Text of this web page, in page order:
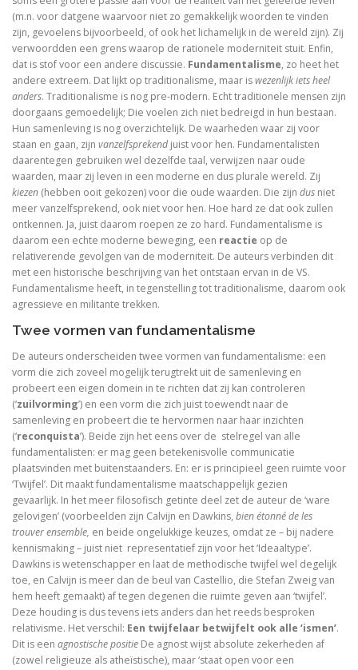
Dingen die verborgen waren
De omweg naar Santiago
Alkibiades
De schepping van de wereld
Inclusieve godsdienstpedagogiek
Luther de biografie
Holy Ignorance (La sainte ignorance)
In de handen van mensen. 2000 jaar Christus in
De vrouwen van de profeet
Oidipous en Antigone. Drie tragedies.
A New Science. The discovery of Religion
The Christians who became Jews. Acts of the
Heilige gezangen
Waarover men niet spreekt
Identiteit
Over god
(m.n. voor datgene waarvoor niet zo gemakkelijk woorden te vinden
zijn, gevoelens bijvoorbeeld, of ook het lichamelijk in de wereld zijn). Zij
verwoordden een grens waarop de rationele moderniteit stuit. Enfin,
dat is stof voor een andere discussie. Fundamentalisme, zo heet het
andere extreem. Dat lijkt op traditionalisme, maar iswezenlijk iets heel
anders. Traditionalisme is nog pre-modern. Echt traditionele mensen zijn
doorgaans gemoedelijk; Die voelen zich niet bedreigd in hun bestaan.
Hun samenleving is nog overzichtelijk. De waarheden waar zij voor
staan en gaan, zijn vanzelfsprekendjuist voor hen. Fundamentalisten
daarentegen gebruiken wel dezelfde taal, verwijzen naar oude
waarden, maar zij leven in een moderne en dus plurale wereld. Zij
kiezen (hebben ooit gekozen) voor die oude waarden. Die zijn dus niet
meer vanzelfsprekend, ook niet voor hen. Hoe hard ze dat ook zullen
ontkennen. Ja, juist daarom roepen ze zo hard. Fundamentalisme is
daarom een echte moderne beweging, een reactie op de
relativerende gevolgen van de moderniteit. De auteurs verbinden dit
met een historische beschrijving van het ontstaan ervan in de VS.
Fundamentalisme heeft, in tegenstelling tot traditionalisme, daarom ook
agressieve en militante trekken.
Twee vormen van fundamentalisme
De auteurs onderscheiden twee vormen van fundamentalisme: een
vorm die zich zoveel mogelijk terugtrekt uit de samenleving en
probeert een eigen domein in te richten dat zij kan controleren
(‘zuilvorming’) en een vorm die zich juist toewendt naar de
samenleving en probeert die te hervormen naar haar inzichten
(‘reconquista’). Beide zijn het eens over de stelregel van alle
fundamentalisten: er mag geen betekenisvolle communicatie
plaatsvinden met buitenstaanders. En: er is principieel geen ruimte voor
‘Twijfel’. Dit maakt fundamentalisme maatschappelijk gezien
gevaarlijk. In het meer filosofisch getinte deel zet de auteur de ‘ware
gelovigen’ (voorbeelden zijn Calvijn en Dawkins, bien étonné de les
trouver ensemble, en beide ongelukkige keuzes, omdat ze – bij nadere
kennismaking – juist niet representatief zijn voor het ‘Ideaaltype’.
Dawkins is wetenschapper en laat de methodische twijfel wel degelijk
toe, en Calvijn is meer dan de beul van Castellio, die Stefan Zweig van
hem heeft gemaakt) af tegen degenen die ruimte geven aan ‘twijfel’.
Deze houding is dus tevens iets anders dan het reeds besproken
relativisme. Het verschil: Een twijfelaar betwijfelt ook alle ‘ismen’.
Dit is een agnostische positie De agnost wijst absolute zekerheden af
(zowel religieuze als atheïstische), maar ‘staat open voor een